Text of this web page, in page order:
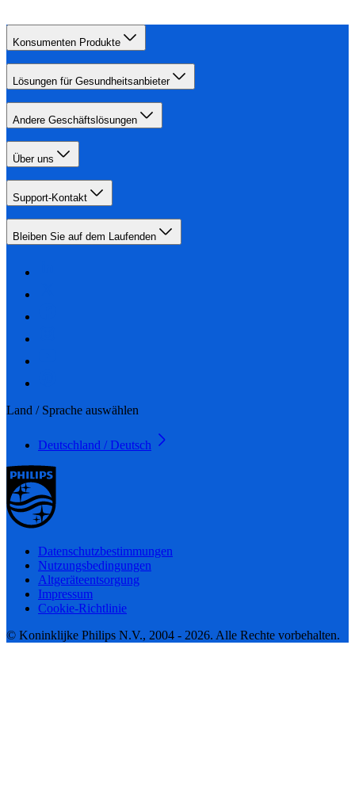
Konsumenten Produkte
Lösungen für Gesundheitsanbieter
Andere Geschäftslösungen
Über uns
Support-Kontakt
Bleiben Sie auf dem Laufenden
Land / Sprache auswählen
Deutschland / Deutsch
Datenschutzbestimmungen
Nutzungsbedingungen
Altgeräteentsorgung
Impressum
Cookie-Richtlinie
© Koninklijke Philips N.V., 2004 - 2026. Alle Rechte vorbehalten.